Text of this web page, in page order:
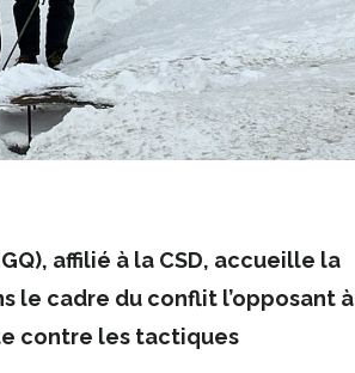
affilié à la CSD, accueille la
le cadre du conflit l’opposant à
contre les tactiques